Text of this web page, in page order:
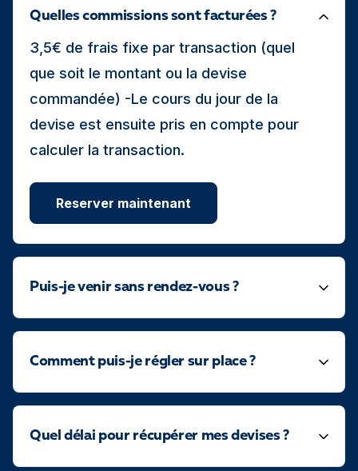
Quelles commissions sont facturées ?
3,5€ de frais fixe par transaction (quel
que soit le montant ou la devise
commandée) -Le cours du jour de la
devise est ensuite pris en compte pour
calculer la transaction.
Reserver maintenant
Puis-je venir sans rendez-vous ?
Comment puis-je régler sur place ?
Quel délai pour récupérer mes devises ?